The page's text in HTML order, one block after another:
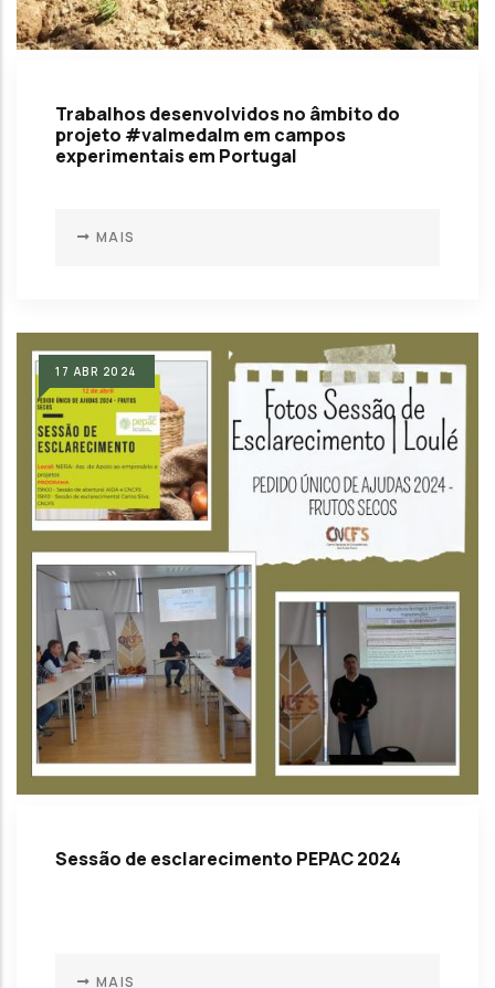
Trabalhos desenvolvidos no âmbito do
projeto #valmedalm em campos
experimentais em Portugal
MAIS
17 ABR 2024
Sessão de esclarecimento PEPAC 2024
MAIS